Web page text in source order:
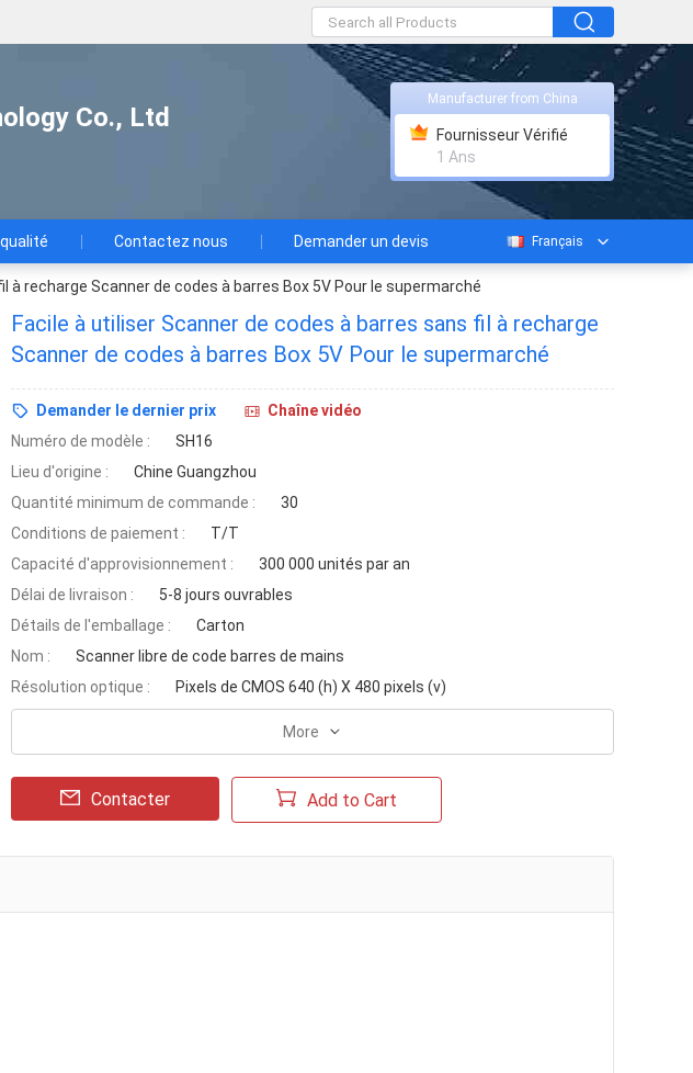
Co., Ltd
Manufacturer from China
Fournisseur Vérifié
1 Ans
Contactez nous Demander un devis Français
recharge Scanner de codes à barres Box 5V Pour le supermarché
Facile à utiliser Scanner de codes à barres sans fil à recharge
Scanner de codes à barres Box 5V Pour le supermarché
Demander le dernier prix
Chaîne vidéo
Numéro de modèle :
SH16
Lieu d'origine :
Chine Guangzhou
Quantité minimum de commande :
30
Conditions de paiement :
T/T
Capacité d'approvisionnement :
300 000 unités par an
Délai de livraison :
5-8 jours ouvrables
Détails de l'emballage :
Carton
Nom :
Scanner libre de code barres de mains
Résolution optique :
Pixels de CMOS 640 (h) X 480 pixels (v)
More
Contacter Add to Cart